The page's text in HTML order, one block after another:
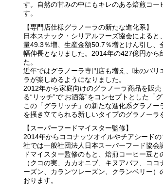
す。自然の甘みの中にもキレのある焙煎コ
す。
【専門店仕様グラノーラの新たな進化系】
日本スナック・シリアルフーズ協会による
量49.3％増、生産金額50.7％増とけん引し
幅伸長となりました。2014年の427億円か
た。
近年ではグラノーラ専門店も増え、味のバ
ラが楽しめるようになりました。
2012年から家庭向けのグラノーラ商品を販
る“リッチ”で“お洒落”をコンセプトとした「
この「グラリッチ」の新たな進化系グラノ
を掻き立てられる新しいタイプのグラノーラ
【スーパーフードマイスター監修】
2014年からココナッツオイルやチアシード
社では一般社団法人日本スーパーフード協
ドマイスター監修のもと、焙煎コーヒー豆
（クコの実、カカオニブ、キヌアパフ、コ
ーズン、カランツレーズン、クランベリー
おります。